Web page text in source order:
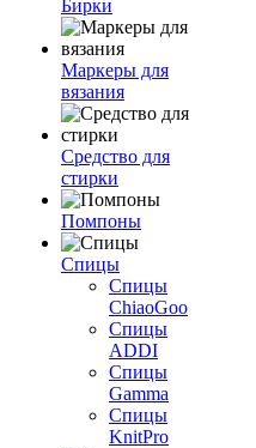
Бирки
Маркеры для
вязания
Средство для
стирки
Помпоны
Спицы
Спицы
ChiaoGoo
Спицы
ADDI
Спицы
Gamma
Спицы
KnitPro